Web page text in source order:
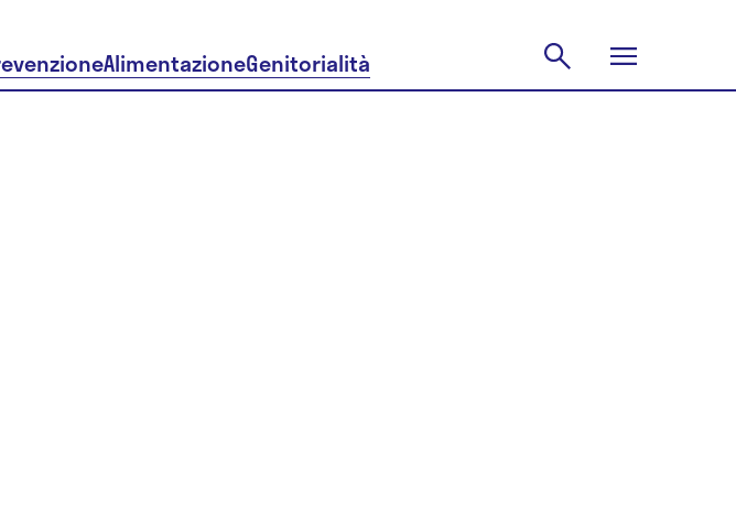
AlimentazioneGenitorialità